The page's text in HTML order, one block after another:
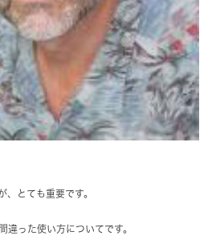
、とても重要です。
違った使い方についてです。